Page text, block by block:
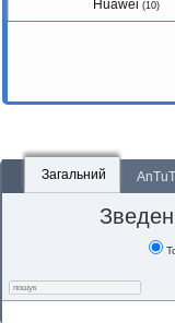
Huawei(10)
Загальний